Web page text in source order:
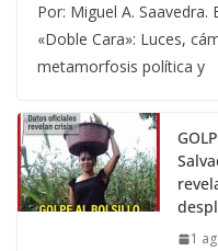
Por: Miguel A.
«Doble Cara»: Luces,
metamorfosis política y
1